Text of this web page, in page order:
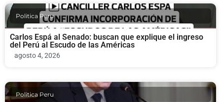
Politica Peru
Carlos Espá al Senado: buscan que explique el ingreso
del Perú al Escudo de las Américas
agosto 4, 2026
Politica Peru